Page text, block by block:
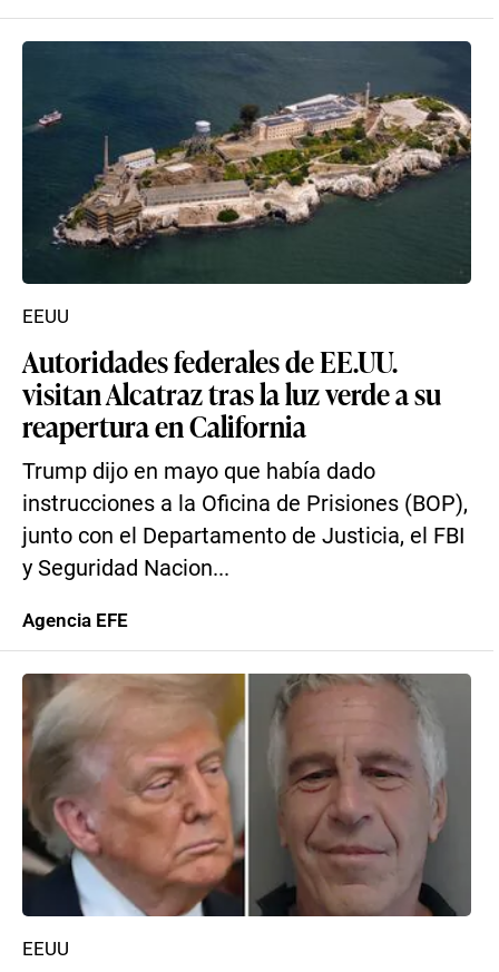
Autoridades federales de EE.UU.
visitan Alcatraz tras la luz verde a su
reapertura en California
Trump dijo en mayo que había dado
instrucciones a la Oficina de Prisiones (BOP),
junto con el Departamento de Justicia, el FBI
y Seguridad Nacion...
EEUU
Agencia EFE
EEUU